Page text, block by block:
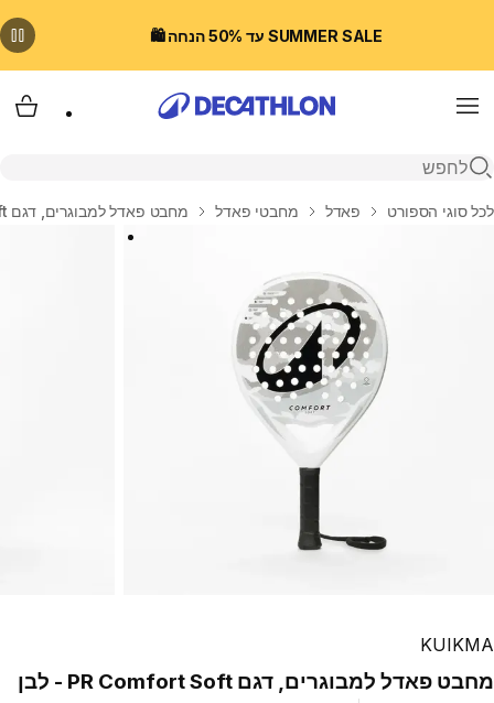
SUMMER SALE עד 50% הנחה 🛍️
Menu
פתיחת חיפוש
בית
לכל סוגי הספורט פאדל מחבטי פאדל מחבט פאדל למבוגרים, דגם PR Comfort Soft - לבן
KUIKMA
מחבט פאדל למבוגרים, דגם PR Comfort Soft - לבן